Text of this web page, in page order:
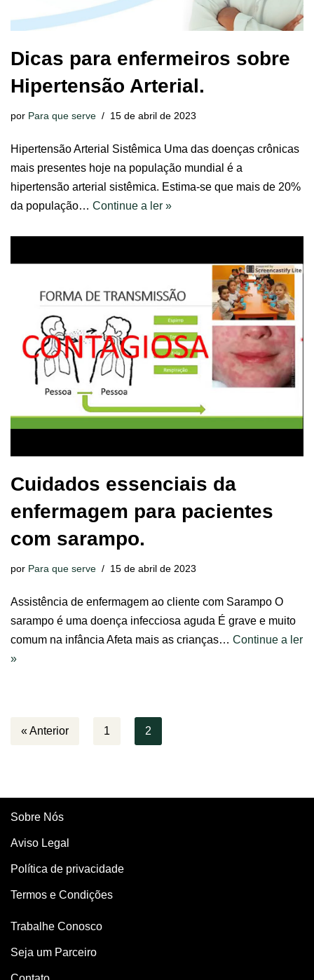
Dicas para enfermeiros sobre
Hipertensão Arterial.
por Para que serve 15 de abril de 2023
Hipertensão Arterial Sistêmica Uma das doenças crônicas
mais presentes hoje na população mundial é a
hipertensão arterial sistêmica. Estima-se que mais de 20%
da população… Continue a ler »
Cuidados essenciais da
enfermagem para pacientes
com sarampo.
por Para que serve 15 de abril de 2023
Assistência de enfermagem ao cliente com Sarampo O
sarampo é uma doença infecciosa aguda É grave e muito
comum na infância Afeta mais as crianças… Continue a ler
»
« Anterior 1 2
Sobre Nós
Aviso Legal
Política de privacidade
Termos e Condições
Trabalhe Conosco
Seja um Parceiro